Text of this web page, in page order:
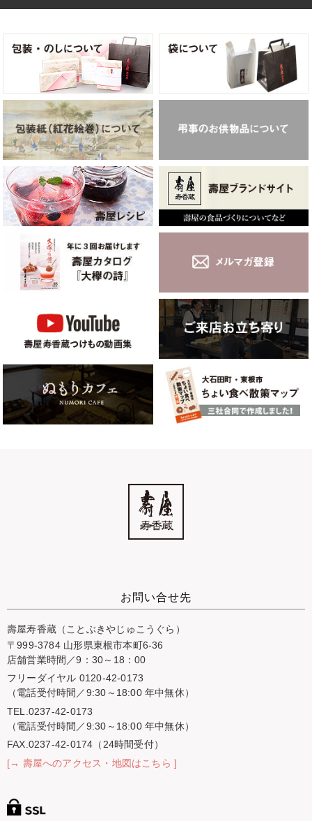
お問い合せ先
壽屋寿香蔵（ことぶきやじゅこうぐら）
〒999-3784 山形県東根市本町6-36
店舗営業時間／9：30～18：00
フリーダイヤル 0120-42-0173
（電話受付時間／9:30～18:00 年中無休）
TEL.0237-42-0173
（電話受付時間／9:30～18:00 年中無休）
FAX.0237-42-0174（24時間受付）
[→ 壽屋へのアクセス・地図はこちら ]